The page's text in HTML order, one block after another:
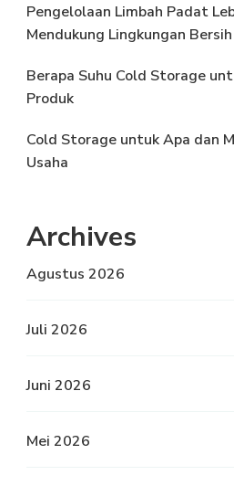
Pengelolaan Limbah Padat
Mendukung Lingkungan Bersih
Berapa Suhu Cold Storage
Produk
Cold Storage untuk Apa dan
Usaha
Archives
Agustus 2026
Juli 2026
Juni 2026
Mei 2026